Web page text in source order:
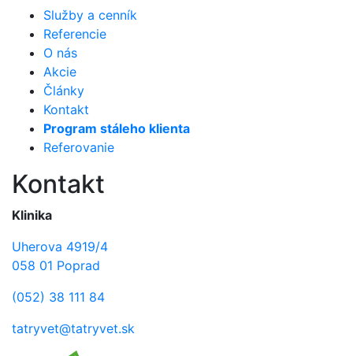
Služby a cenník
Referencie
O nás
Akcie
Články
Kontakt
Program stáleho klienta
Referovanie
Kontakt
Klinika
Uherova 4919/4
058 01 Poprad
(052) 38 111 84
tatryvet@tatryvet.sk